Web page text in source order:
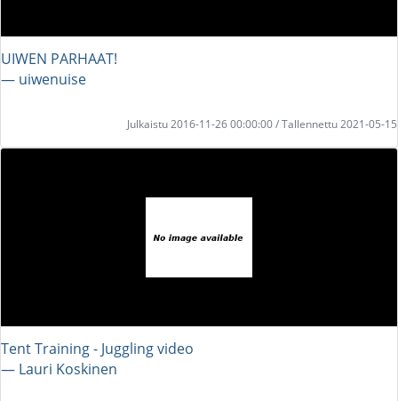
UIWEN PARHAAT!
― uiwenuise
Julkaistu 2016-11-26 00:00:00 / Tallennettu 2021-05-15
Tent Training - Juggling video
― Lauri Koskinen